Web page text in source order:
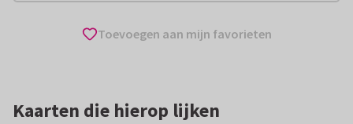
Toevoegen aan mijn favorieten
Kaarten die hierop lijken